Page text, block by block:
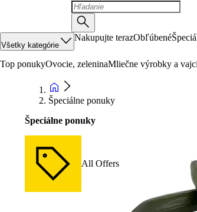
Všetky kategórie
Nakupujte terazObľúbené
Top ponukyOvocie, zeleninaMliečne výrobky a
Špeciálne ponuky
Špeciálne ponuky
All Offers